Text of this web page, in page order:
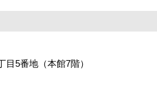
5番地（本館7階）